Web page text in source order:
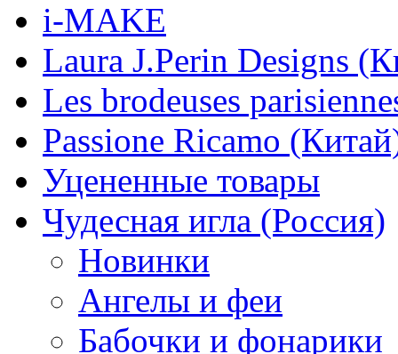
i-MAKE
Laura J.Perin Designs
Les brodeuses
Passione Ricamo
Уцененные товары
Чудесная игла (Россия)
Новинки
Ангелы и феи
Бабочки и фонарики